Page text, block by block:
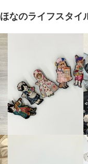
ほなのライフスタイ